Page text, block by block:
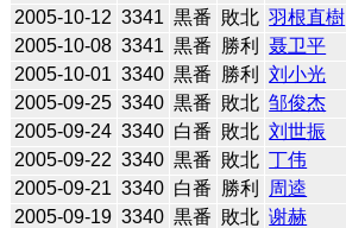
2005-10-12 3341 黒番 敗北 羽根直樹
2005-10-08 3341 黒番 勝利 聂卫平
2005-10-01 3340 黒番 勝利 刘小光
2005-09-25 3340 黒番 敗北 邹俊杰
2005-09-24 3340 白番 敗北 刘世振
2005-09-22 3340 黒番 敗北 丁伟
2005-09-21 3340 白番 勝利 周逵
2005-09-19 3340 黒番 敗北 谢赫